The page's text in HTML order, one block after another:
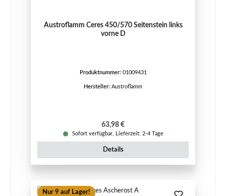
Austroflamm Ceres 450/570 Seitenstein links
vorne D
Produktnummer: 01009431
Hersteller: Austroflamm
Regulärer Preis:
63,98 €
Sofort verfügbar, Lieferzeit: 2-4 Tage
Details
Nur 9 auf Lager!